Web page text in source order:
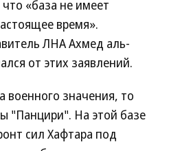
«база не имеет
время».
ЛНА Ахмед аль-
от этих заявлений.
военного значения, то
"Панцири". На этой базе
сил Хафтара под